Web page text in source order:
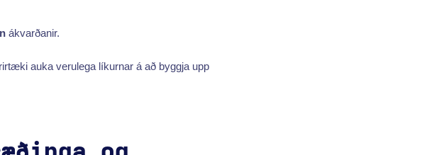
ákvarðanir.
auka verulega líkurnar á að byggja upp